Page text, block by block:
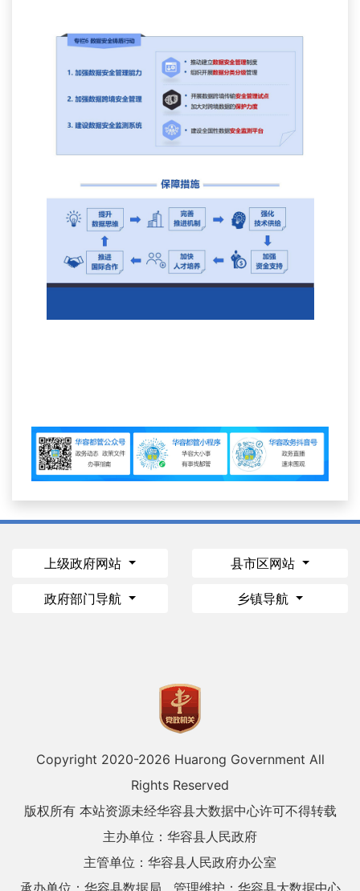
上级政府网站 县市区网站
政府部门导航 乡镇导航
Copyright 2020-2026 Huarong Government All
Rights Reserved
版权所有 本站资源未经华容县大数据中心许可不得转载
主办单位：华容县人民政府
主管单位：华容县人民政府办公室